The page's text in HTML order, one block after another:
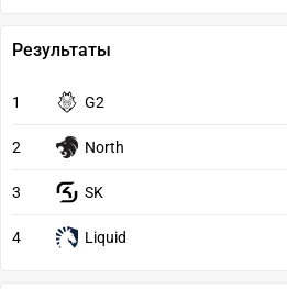
Результаты
1 G2
2 North
3 SK
4 Liquid